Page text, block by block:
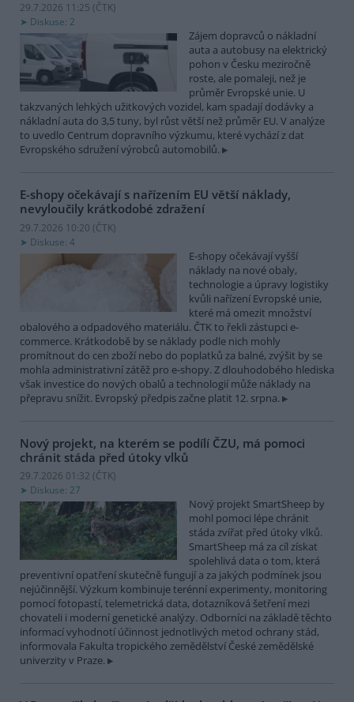
29.7.2026 11:25 (ČTK)
Diskuse: 2
Zájem dopravců o nákladní
auta a autobusy na elektrický
pohon v Česku meziročně
roste, ale pomaleji, než je
průměr Evropské unie. U
takzvaných lehkých užitkových vozidel, kam spadají dodávky a
nákladní auta do 3,5 tuny, byl růst větší než průměr EU. V analýze
to uvedlo Centrum dopravního výzkumu, které vychází z dat
Evropského sdružení výrobců automobilů.
E-shopy očekávají s nařízením EU větší náklady,
nevyloučily krátkodobé zdražení
29.7.2026 10:20 (ČTK)
Diskuse: 4
E-shopy očekávají vyšší
náklady na nové obaly,
technologie a úpravy logistiky
kvůli nařízení Evropské unie,
které má omezit množství
obalového a odpadového materiálu. ČTK to řekli zástupci e-
commerce. Krátkodobě by se náklady podle nich mohly
promítnout do cen zboží nebo do poplatků za balné, zvýšit by se
mohla administrativní zátěž pro e-shopy. Z dlouhodobého hlediska
však investice do nových obalů a technologií může náklady na
přepravu snížit. Evropský předpis začne platit 12. srpna.
Nový projekt, na kterém se podílí ČZU, má pomoci
chránit stáda před útoky vlků
29.7.2026 01:32 (ČTK)
Diskuse: 27
Nový projekt SmartSheep by
mohl pomoci lépe chránit
stáda zvířat před útoky vlků.
SmartSheep má za cíl získat
spolehlivá data o tom, která
preventivní opatření skutečně fungují a za jakých podmínek jsou
nejúčinnější. Výzkum kombinuje terénní experimenty, monitoring
pomocí fotopastí, telemetrická data, dotazníková šetření mezi
chovateli i moderní genetické analýzy. Odborníci na základě těchto
informací vyhodnotí účinnost jednotlivých metod ochrany stád,
informovala Fakulta tropického zemědělství České zemědělské
univerzity v Praze.